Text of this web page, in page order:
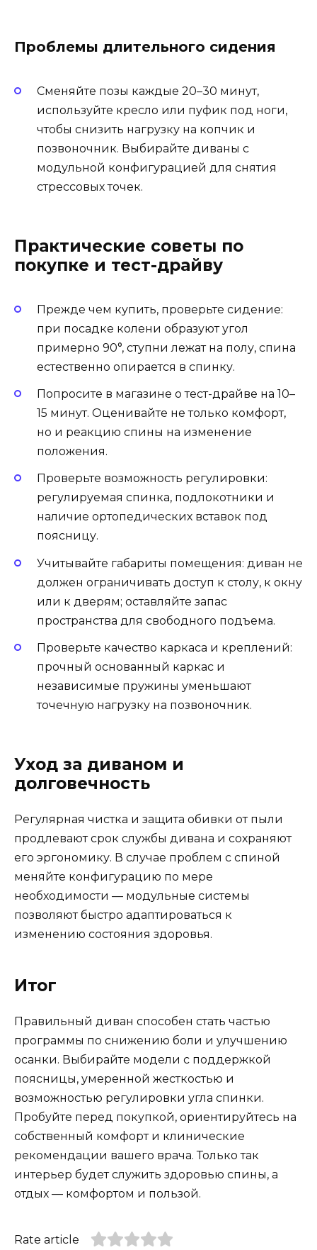
Проблемы длительного сидения
Сменяйте позы каждые 20–30 минут,
используйте кресло или пуфик под ноги,
чтобы снизить нагрузку на копчик и
позвоночник. Выбирайте диваны с
модульной конфигурацией для снятия
стрессовых точек.
Практические советы по
покупке и тест-драйву
Прежде чем купить, проверьте сидение:
при посадке колени образуют угол
примерно 90°, ступни лежат на полу, спина
естественно опирается в спинку.
Попросите в магазине о тест-драйве на 10–
15 минут. Оценивайте не только комфорт,
но и реакцию спины на изменение
положения.
Проверьте возможность регулировки:
регулируемая спинка, подлокотники и
наличие ортопедических вставок под
поясницу.
Учитывайте габариты помещения: диван не
должен ограничивать доступ к столу, к окну
или к дверям; оставляйте запас
пространства для свободного подъема.
Проверьте качество каркаса и креплений:
прочный основанный каркас и
независимые пружины уменьшают
точечную нагрузку на позвоночник.
Уход за диваном и
долговечность
Регулярная чистка и защита обивки от пыли
продлевают срок службы дивана и сохраняют
его эргономику. В случае проблем с спиной
меняйте конфигурацию по мере
необходимости — модульные системы
позволяют быстро адаптироваться к
изменению состояния здоровья.
Итог
Правильный диван способен стать частью
программы по снижению боли и улучшению
осанки. Выбирайте модели с поддержкой
поясницы, умеренной жесткостью и
возможностью регулировки угла спинки.
Пробуйте перед покупкой, ориентируйтесь на
собственный комфорт и клинические
рекомендации вашего врача. Только так
интерьер будет служить здоровью спины, а
отдых — комфортом и пользой.
Rate article